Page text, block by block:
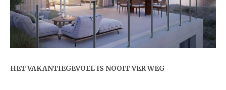
HET VAKANTIEGEVOEL IS NOOIT VER WEG